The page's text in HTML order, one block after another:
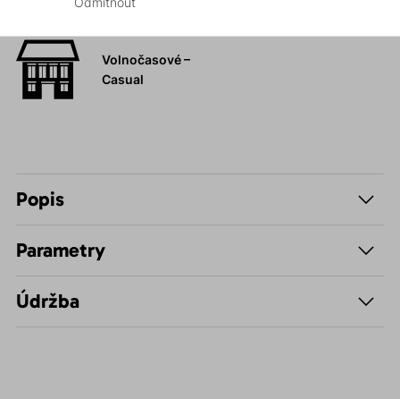
Hiking
Volnočasové –
Casual
Popis
Parametry
Údržba